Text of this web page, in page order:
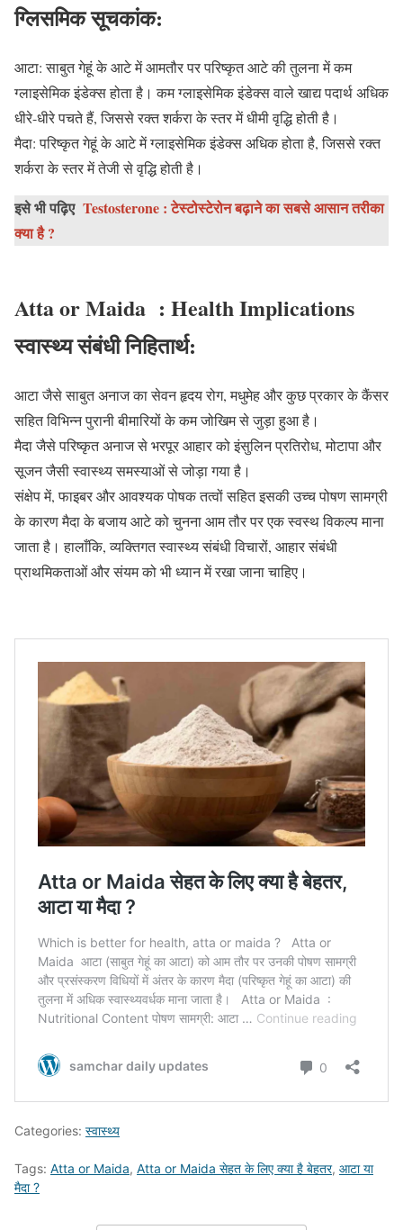
ग्लिसमिक सूचकांक:
आटा: साबुत गेहूं के आटे में आमतौर पर परिष्कृत आटे की तुलना में कम
ग्लाइसेमिक इंडेक्स होता है। कम ग्लाइसेमिक इंडेक्स वाले खाद्य पदार्थ अधिक
धीरे-धीरे पचते हैं, जिससे रक्त शर्करा के स्तर में धीमी वृद्धि होती है।
मैदा: परिष्कृत गेहूं के आटे में ग्लाइसेमिक इंडेक्स अधिक होता है, जिससे रक्त
शर्करा के स्तर में तेजी से वृद्धि होती है।
इसे भी पढ़िए Testosterone : टेस्टोस्टेरोन बढ़ाने का सबसे आसान तरीका
क्या है ?
Atta or Maida : Health Implications
स्वास्थ्य संबंधी निहितार्थ:
आटा जैसे साबुत अनाज का सेवन हृदय रोग, मधुमेह और कुछ प्रकार के कैंसर
सहित विभिन्न पुरानी बीमारियों के कम जोखिम से जुड़ा हुआ है।
मैदा जैसे परिष्कृत अनाज से भरपूर आहार को इंसुलिन प्रतिरोध, मोटापा और
सूजन जैसी स्वास्थ्य समस्याओं से जोड़ा गया है।
संक्षेप में, फाइबर और आवश्यक पोषक तत्वों सहित इसकी उच्च पोषण सामग्री
के कारण मैदा के बजाय आटे को चुनना आम तौर पर एक स्वस्थ विकल्प माना
जाता है। हालाँकि, व्यक्तिगत स्वास्थ्य संबंधी विचारों, आहार संबंधी
प्राथमिकताओं और संयम को भी ध्यान में रखा जाना चाहिए।
Categories: स्वास्थ्य
Tags: Atta or Maida, Atta or Maida सेहत के लिए क्या है बेहतर, आटा या
मैदा ?